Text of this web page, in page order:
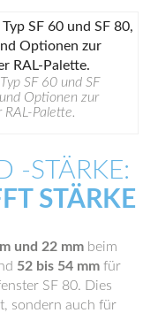
SF 60 und SF
Optionen zur
RAL-Palette.
-STÄRKE:
STÄRKE
und 22 mmbeim
52 bis 54 mm für
SF 80. Dies
sondern auch für